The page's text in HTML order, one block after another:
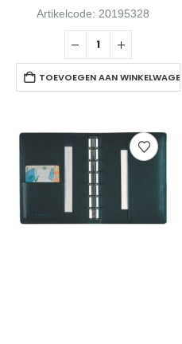
Artikelcode: 20195328
TOEVOEGEN AAN WINKELWAGEN